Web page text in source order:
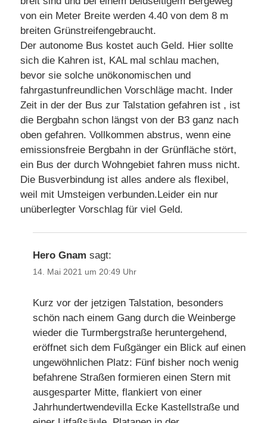
von ein Meter Breite werden 4.40 von dem 8 m
breiten Grünstreifengebraucht.
Der autonome Bus kostet auch Geld. Hier sollte
sich die Kahren ist, KAL mal schlau machen,
bevor sie solche unökonomischen und
fahrgastunfreundlichen Vorschläge macht. Inder
Zeit in der der Bus zur Talstation gefahren ist , ist
die Bergbahn schon längst von der B3 ganz nach
oben gefahren. Vollkommen abstrus, wenn eine
emissionsfreie Bergbahn in der Grünfläche stört,
ein Bus der durch Wohngebiet fahren muss nicht.
Die Busverbindung ist alles andere als flexibel,
weil mit Umsteigen verbunden.Leider ein nur
unüberlegter Vorschlag für viel Geld.
Hero Gnam sagt:
14. Mai 2021 um 20:49 Uhr
Kurz vor der jetzigen Talstation, besonders
schön nach einem Gang durch die Weinberge
wieder die Turmbergstraße heruntergehend,
eröffnet sich dem Fußgänger ein Blick auf einen
ungewöhnlichen Platz: Fünf bisher noch wenig
befahrene Straßen formieren einen Stern mit
ausgesparter Mitte, flankiert von einer
Jahrhundertwendevilla Ecke Kastellstraße und